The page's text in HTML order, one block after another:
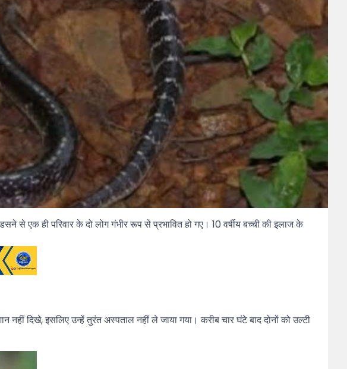
से एक ही परिवार के दो लोग गंभीर रूप से प्रभावित हो गए। 10 वर्षीय बच्ची की इलाज के
दिखे, इसलिए उन्हें तुरंत अस्पताल नहीं ले जाया गया। करीब चार घंटे बाद दोनों को उल्टी